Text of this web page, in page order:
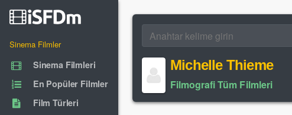
Sinema Filmler
Sinema Filmleri
En Popüler Filmler
Film Türleri
Michelle Thieme
Filmografi Tüm Filmleri